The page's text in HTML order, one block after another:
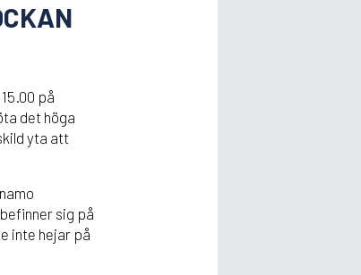
på
det höga
yta att
sig på
inte hejar på